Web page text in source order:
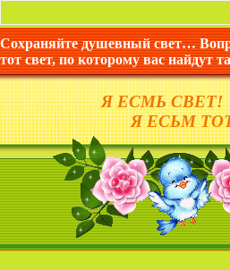
Сохраняйте душевный свет…
тот свет, по которому вас найдут
Я ЕСМЬ
Я ЕСЬМ